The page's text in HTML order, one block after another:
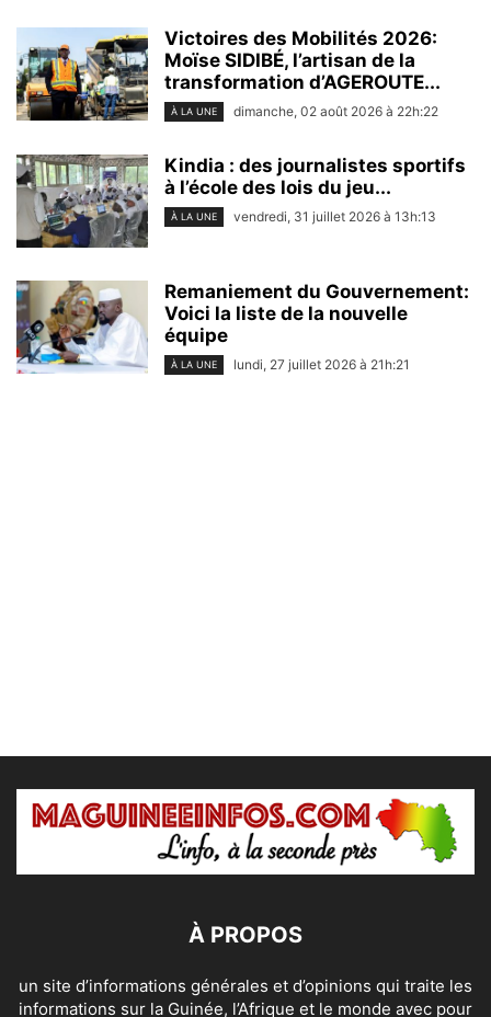
Victoires des Mobilités 2026:
Moïse SIDIBÉ, l’artisan de la
transformation d’AGEROUTE...
À LA UNE dimanche, 02 août 2026 à 22h:22
Kindia : des journalistes sportifs
à l’école des lois du jeu...
À LA UNE vendredi, 31 juillet 2026 à 13h:13
Remaniement du Gouvernement:
Voici la liste de la nouvelle
équipe
À LA UNE lundi, 27 juillet 2026 à 21h:21
À PROPOS
un site d’informations générales et d’opinions qui traite les
informations sur la Guinée, l’Afrique et le monde avec pour